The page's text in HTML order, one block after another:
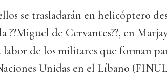
se trasladarán en helicóptero
??Miguel de Cervantes??, en
labor de los militares que forman
Unidas en el Líbano